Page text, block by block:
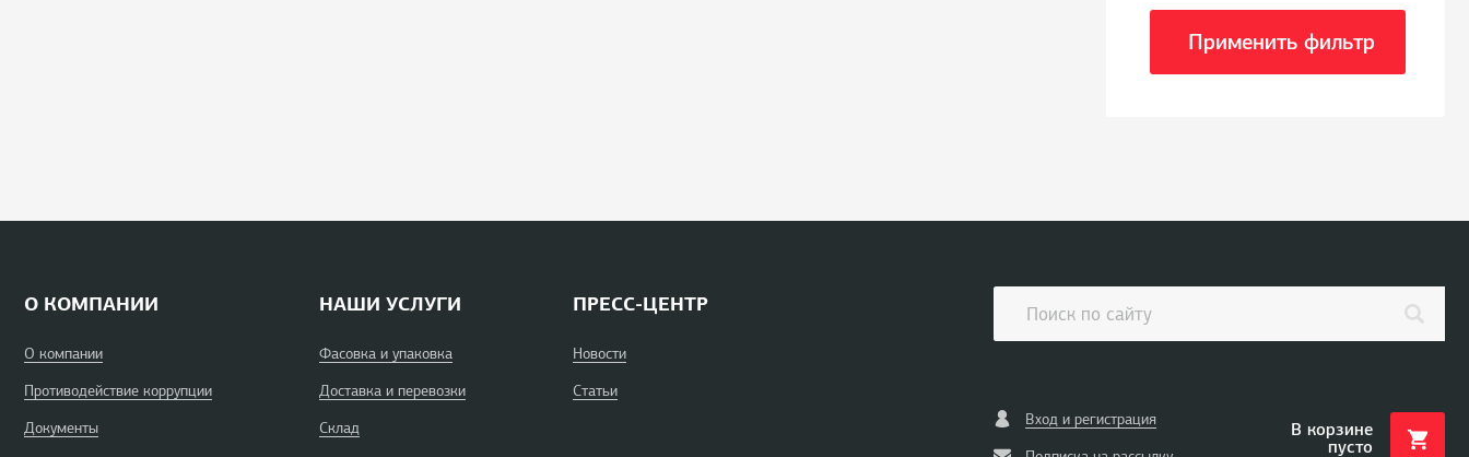
Применить фильтр
О КОМПАНИИ
О компании
Противодействие коррупции
Документы
НАШИ УСЛУГИ
Фасовка и упаковка
Доставка и перевозки
Склад
ПРЕСС-ЦЕНТР
Новости
Статьи
Вход и регистрация
В корзине
пусто